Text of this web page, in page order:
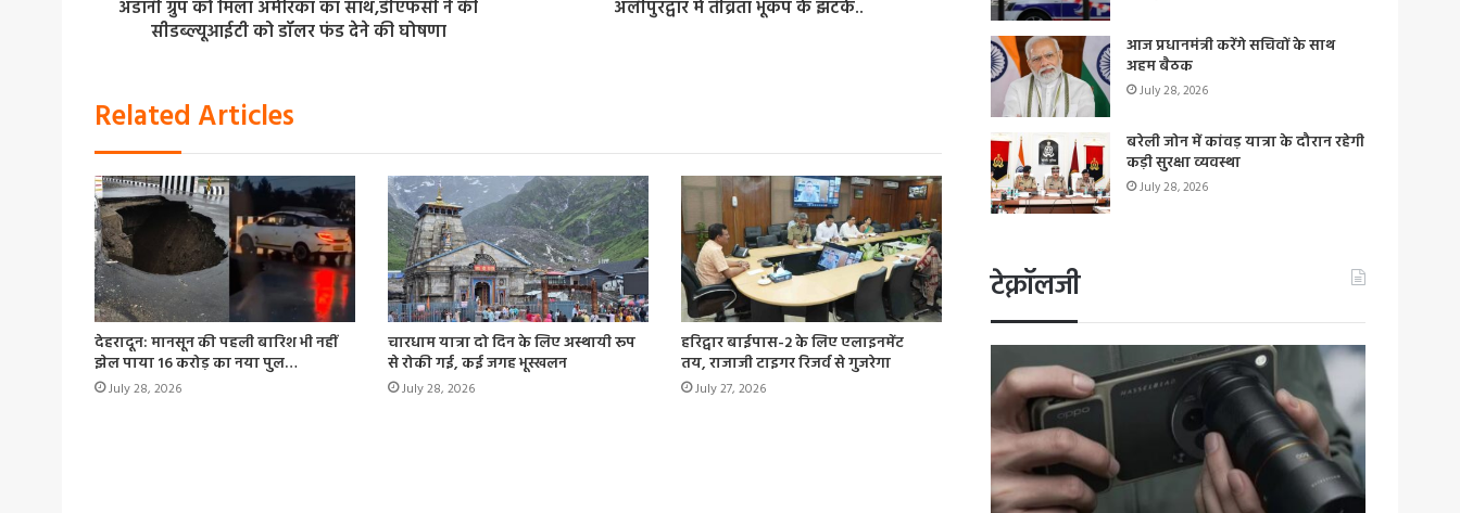
अडानी ग्रुप को मिला अमेरिका का साथ,डीएफसी ने की
सीडब्ल्यूआईटी को डॉलर फंड देने की घोषणा
अलीपुरद्वार में तीव्रता भूकंप के झटके..
Related Articles
देहरादून: मानसून की पहली बारिश भी नहीं
झेल पाया 16 करोड़ का नया पुल…
July 28, 2026
चारधाम यात्रा दो दिन के लिए अस्थायी रूप
से रोकी गई, कई जगह भूस्खलन
July 28, 2026
हरिद्वार बाईपास-2 के लिए एलाइनमेंट
तय, राजाजी टाइगर रिजर्व से गुजरेगा
July 27, 2026
आज प्रधानमंत्री करेंगे सचिवों के साथ
अहम बैठक
July 28, 2026
बरेली जोन में कांवड़ यात्रा के दौरान रहेगी
कड़ी सुरक्षा व्यवस्था
July 28, 2026
टेक्नॉलजी